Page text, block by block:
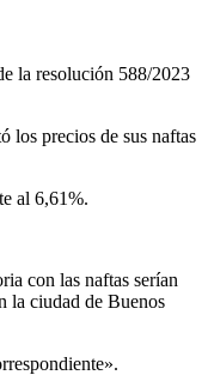
la resolución 588/2023
los precios de sus naftas
al 6,61%.
con las naftas serían
la ciudad de Buenos